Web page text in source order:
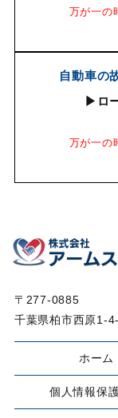
万が一の
自動車の
▶ロ
万が一の
〒277-0885
千葉県柏市西原1-
ホーム
個人情報保